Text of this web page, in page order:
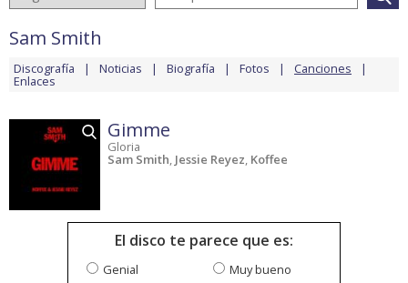
Sam Smith
Discografía Noticias Biografía Fotos Canciones
Enlaces
Gimme
Gloria
Sam Smith, Jessie Reyez, Koffee
El disco te parece que es:
Genial
Muy bueno